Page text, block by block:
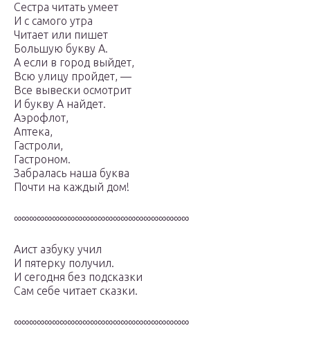
Сестра читать умеет
И с самого утра
Читает или пишет
Большую букву А.
А если в город выйдет,
Всю улицу пройдет, —
Все вывески осмотрит
И букву А найдет.
Аэрофлот,
Аптека,
Гастроли,
Гастроном.
Забралась наша буква
Почти на каждый дом!
∞∞∞∞∞∞∞∞∞∞∞∞∞∞∞∞∞∞∞∞∞∞∞
Аист азбуку учил
И пятерку получил.
И сегодня без подсказки
Сам себе читает сказки.
∞∞∞∞∞∞∞∞∞∞∞∞∞∞∞∞∞∞∞∞∞∞∞